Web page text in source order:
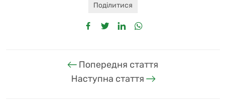
Поділитися
Попередня стаття
Наступна стаття